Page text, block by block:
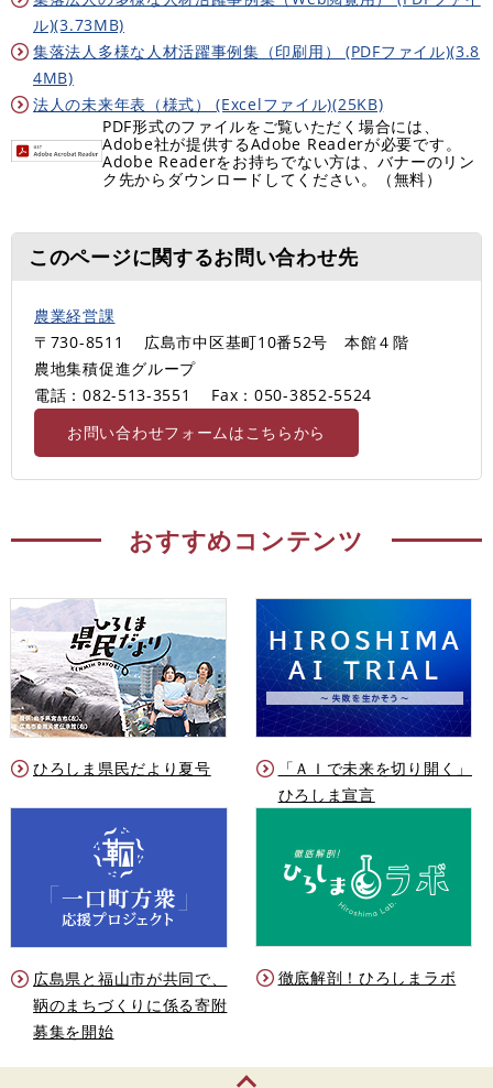
ル)(3.73MB)
集落法人多様な人材活躍事例集（印刷用） (PDFファイル)(3.8
4MB)
法人の未来年表（様式） (Excelファイル)(25KB)
PDF形式のファイルをご覧いただく場合には、
Adobe社が提供するAdobe Readerが必要です。
Adobe Readerをお持ちでない方は、バナーのリン
ク先からダウンロードしてください。（無料）
このページに関するお問い合わせ先
農業経営課
〒730-8511
広島市中区基町10番52号 本館４階
農地集積促進グループ
電話：082-513-3551
Fax：050-3852-5524
お問い合わせフォームはこちらから
おすすめコンテンツ
ひろしま県民だより夏号
「ＡＩで未来を切り開く」
ひろしま宣言
広島県と福山市が共同で、
鞆のまちづくりに係る寄附
募集を開始
徹底解剖！ひろしまラボ